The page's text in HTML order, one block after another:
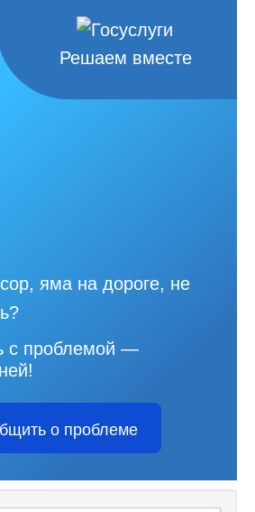
Решаем вместе
яма на дороге, не
с проблемой —
о проблеме